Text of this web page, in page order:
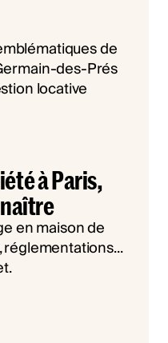
à Paris,